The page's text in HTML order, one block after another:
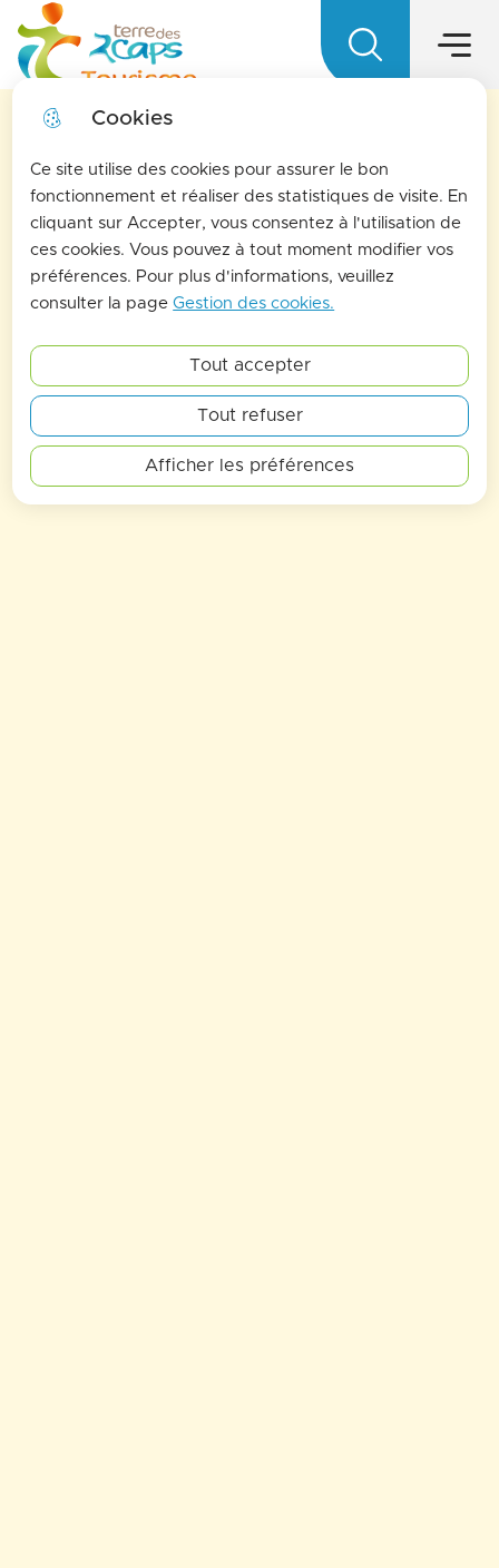
Cookies
Ce site utilise des cookies pour assurer le bon
fonctionnement et réaliser des statistiques de visite. En
cliquant sur Accepter, vous consentez à l'utilisation de
ces cookies. Vous pouvez à tout moment modifier vos
préférences. Pour plus d'informations, veuillez
consulter la pageGestion des cookies.
Afficher les préférences
Tout accepter
Tout refuser
Skip to
menu
Skip to
search
Skip to main
content
Skip to
site map
Pour vous tenir informés de l'actualités de La
terre des 2 caps, inscrivez-vous à la lettre
d'information de l'office de tourisme !
Terre des 2 caps Tourisme - Office
Menu